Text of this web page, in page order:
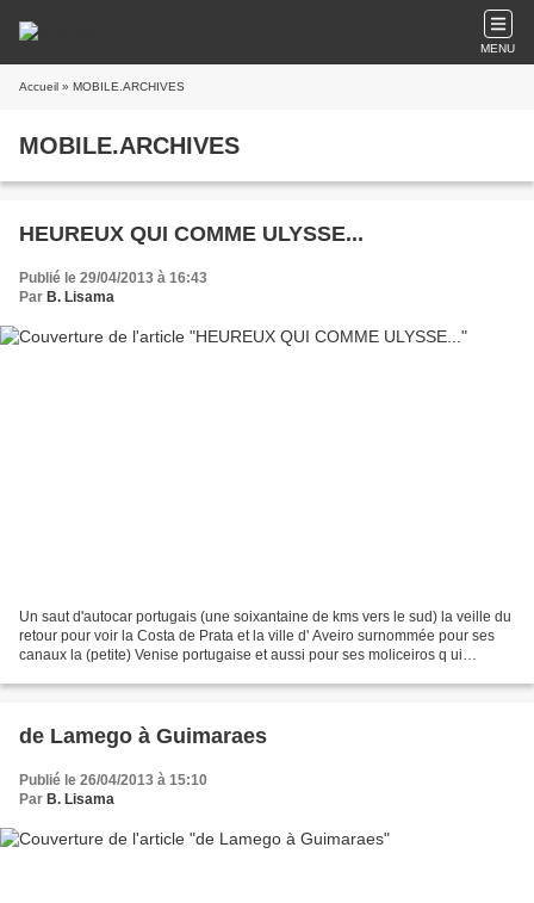
MENU
Accueil » MOBILE.ARCHIVES
MOBILE.ARCHIVES
HEUREUX QUI COMME ULYSSE...
Publié le 29/04/2013 à 16:43
Par B. Lisama
Un saut d'autocar portugais (une soixantaine de kms vers le sud) la veille du
retour pour voir la Costa de Prata et la ville d' Aveiro surnommée pour ses
canaux la (petite) Venise portugaise et aussi pour ses moliceiros q ui
de Lamego à Guimaraes
Publié le 26/04/2013 à 15:10
Par B. Lisama